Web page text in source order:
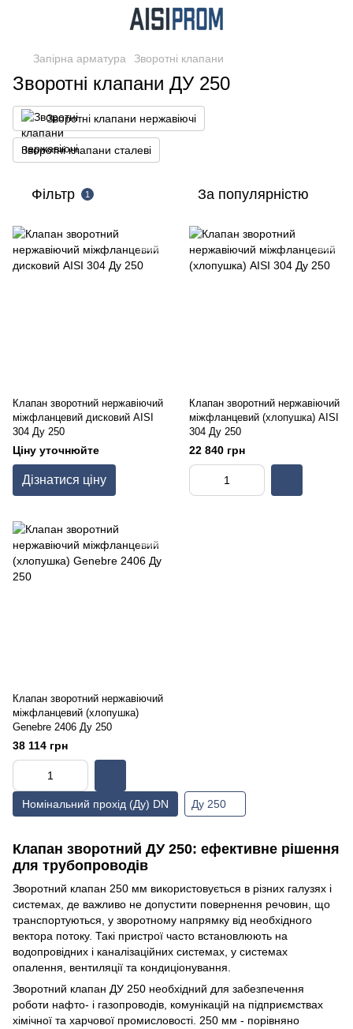
Запірна арматура Зворотні клапани
Зворотні клапани ДУ 250
Зворотні клапани нержавіючі
Зворотні клапани сталеві
Фільтр 1 За популярністю
Клапан зворотний нержавіючий
міжфланцевий дисковий AISI
304 Ду 250
Ціну уточнюйте
Дізнатися ціну
Клапан зворотний нержавіючий
міжфланцевий (хлопушка) AISI
304 Ду 250
22 840 грн
Клапан зворотний нержавіючий
міжфланцевий (хлопушка)
Genebre 2406 Ду 250
38 114 грн
Клапан зворотний ДУ 250: ефективне рішення
для трубопроводів
Зворотний клапан 250 мм використовується в різних галузях і
системах, де важливо не допустити повернення речовин, що
транспортуються, у зворотному напрямку від необхідного
вектора потоку. Такі пристрої часто встановлюють на
водопровідних і каналізаційних системах, у системах
опалення, вентиляції та кондиціонування.
Зворотний клапан ДУ 250 необхідний для забезпечення
роботи нафто- і газопроводів, комунікацій на підприємствах
хімічної та харчової промисловості. 250 мм - порівняно
Номінальний прохід (Ду) DN Ду 250